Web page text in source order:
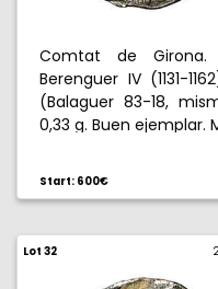
Comtat de Girona.
Berenguer IV (1131-
(Balaguer 83-18,
0,33 g. Buen ejemplar.
Start: 600€
Lot 32